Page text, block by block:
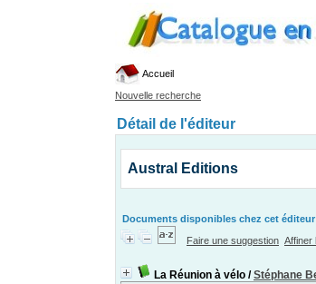
Accueil
Nouvelle recherche
Détail de l'éditeur
Austral Editions
Documents disponibles chez cet éditeur
Faire une suggestion Affiner
La Réunion à vélo /Stéphane